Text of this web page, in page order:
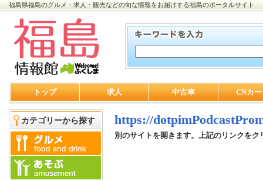
福島県福島のグルメ・求人・観光などの旬な情報をお届けする福島のポータルサイト
トップ 求人 中古車 CNカ
カテゴリーから探す https://
別のサイトを開きます。上記のリンクをク